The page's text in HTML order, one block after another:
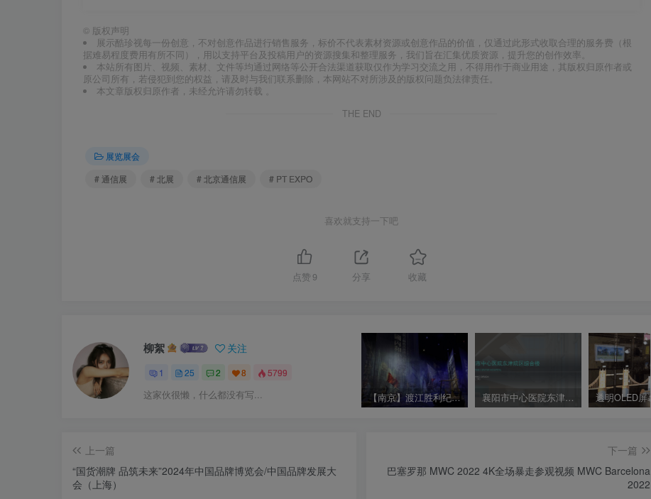
© 版权声明
展示酷珍视每一份创意，不对创意作品进行销售服务，标价不代表素材资源或创意作品的价值，仅通过此形式收取合理的服务费（根
据难易程度费用有所不同），用以支持平台及投稿用户的资源搜集和整理服务，我们旨在汇集优质资源，提升您的创作效率。
本站所有图片、视频、素材、文件等均通过网络等公开合法渠道获取仅作为学习交流之用，不得用作于商业用途，其版权归原作者或
原公司所有，若侵犯到您的权益，请及时与我们联系删除，本网站不对所涉及的版权问题负法律责任。
本文章版权归原作者，未经允许请勿转载 。
THE END
展览展会
# 通信展
# 北展 # 北京通信展 # PT EXPO
喜欢就支持一下吧
点赞 9 分享 收藏
柳絮 关注
1 25 2 8 5799
这家伙很懒，什么都没有写... 【南京】渡江胜利纪念馆 襄阳市中心医院东津院区综合楼精装修室内设计方案
上一篇
“国货潮牌 品筑未来”2024年中国品牌博览会/中国品牌发展大
会（上海）
下一篇
巴塞罗那 MWC 2022 4K全场暴走参观视频 MWC Barcelona
2022